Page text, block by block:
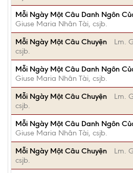
Mỗi Ngày Một Câu Danh Ngôn
Giuse Maria Nhân Tài, csjb.
Mỗi Ngày Một Câu Chuyện
Lm.
csjb.
Mỗi Ngày Một Câu Danh Ngôn
Giuse Maria Nhân Tài, csjb.
Mỗi Ngày Một Câu Chuyện
Lm.
csjb.
Mỗi Ngày Một Câu Danh Ngôn
Giuse Maria Nhân Tài, csjb.
Mỗi Ngày Một Câu Chuyện
Lm.
csjb.